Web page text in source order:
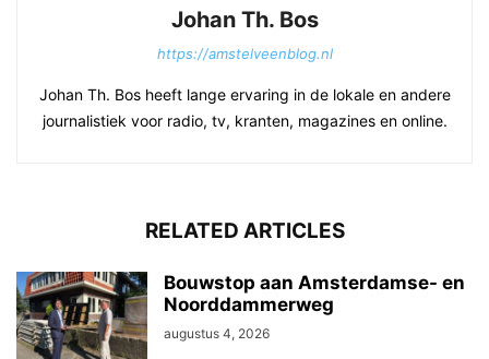
Johan Th. Bos
https://amstelveenblog.nl
Johan Th. Bos heeft lange ervaring in de lokale en andere
journalistiek voor radio, tv, kranten, magazines en online.
RELATED ARTICLES
Bouwstop aan Amsterdamse- en
Noorddammerweg
augustus 4, 2026